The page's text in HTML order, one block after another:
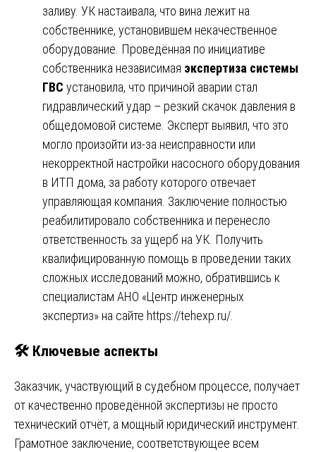
заливу. УК настаивала, что вина лежит на
собственнике, установившем некачественное
оборудование. Проведённая по инициативе
собственника независимая экспертиза системы
ГВС установила, что причиной аварии стал
гидравлический удар – резкий скачок давления в
общедомовой системе. Эксперт выявил, что это
могло произойти из-за неисправности или
некорректной настройки насосного оборудования
в ИТП дома, за работу которого отвечает
управляющая компания. Заключение полностью
реабилитировало собственника и перенесло
ответственность за ущерб на УК. Получить
квалифицированную помощь в проведении таких
сложных исследований можно, обратившись к
специалистам АНО «Центр инженерных
экспертиз» на сайте https://tehexp.ru/
🛠️ Ключевые аспекты
Заказчик, участвующий в судебном процессе, получает
от качественно проведённой экспертизы не просто
технический отчёт, а мощный юридический инструмент.
Грамотное заключение, соответствующее всем